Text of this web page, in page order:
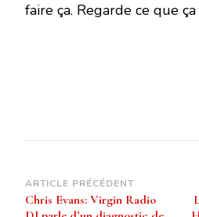
faire ça. Regarde ce que
Navigation
d’article
ARTICLE PRÉCÉDENT
Chris Evans: Virgin Radio